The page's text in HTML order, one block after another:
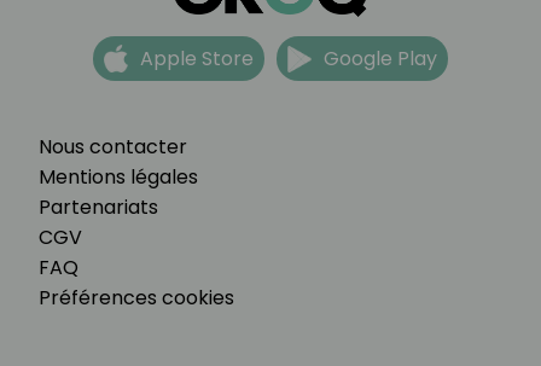
Nous contacter
Mentions légales
Partenariats
CGV
FAQ
Préférences cookies
Apple Store Google Play